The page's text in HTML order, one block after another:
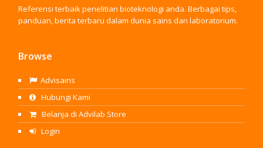
Referensi terbaik penelitian bioteknologi anda. Berbagai tips,
panduan, berita terbaru dalam dunia sains dan laboratorium.
Browse
Advisains
Hubungi Kami
Belanja di Advilab Store
Login